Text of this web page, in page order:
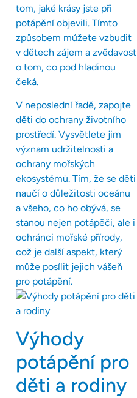
tom, jaké krásy jste při
potápění objevili. Tímto
způsobem můžete vzbudit
v dětech zájem a zvědavost
o tom, co pod hladinou
čeká.
V neposlední řadě, zapojte
děti do ochrany životního
prostředí. Vysvětlete jim
význam udržitelnosti a
ochrany mořských
ekosystémů. Tím, že se děti
naučí o důležitosti oceánu
a všeho, co ho obývá, se
stanou nejen potápěči, ale i
ochránci mořské přírody,
což je další aspekt, který
může posílit jejich vášeň
pro potápění.
Výhody
potápění pro
děti a rodiny